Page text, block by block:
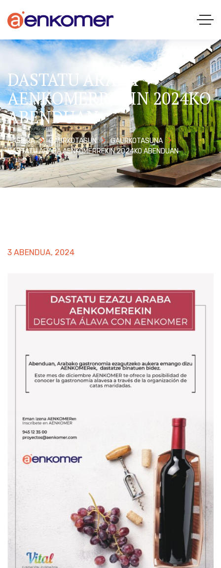
DASTATU ARABA
AENKOMERREKIN 2024KO
ABENDUAN
HASIERA GAURKOTASUN
GAURKOTASUNA
DASTATU ARABA AENKOMERREKIN 2024KO ABENDUAN
3 ABENDUA, 2024